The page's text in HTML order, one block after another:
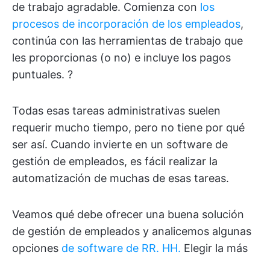
de trabajo agradable. Comienza con los
procesos de incorporación de los empleados,
continúa con las herramientas de trabajo que
les proporcionas (o no) e incluye los pagos
puntuales. ?
Todas esas tareas administrativas suelen
requerir mucho tiempo, pero no tiene por qué
ser así. Cuando invierte en un software de
gestión de empleados, es fácil realizar la
automatización de muchas de esas tareas.
Veamos qué debe ofrecer una buena solución
de gestión de empleados y analicemos algunas
opciones de software de RR. HH. Elegir la más